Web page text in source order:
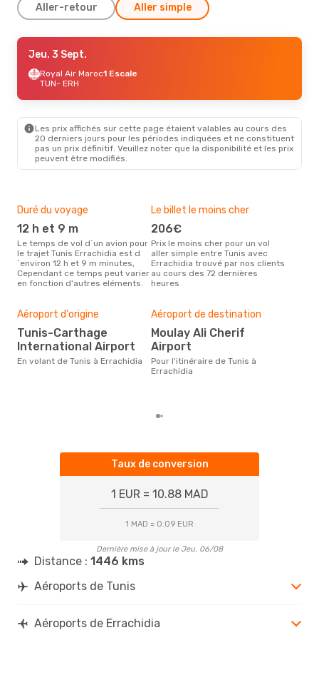
Aller-retour Aller simple
Jeu. 3 Sept.
Royal Air Maroc1 Escale
TUN- ERH
ERH- TUN
Jeu. 3 Sept.
Royal Air Maroc1 Escale
TUN- ERH
Les prix affichés sur cette page étaient valables au cours des
20 derniers jours pour les périodes indiquées et ne constituent
pas un prix définitif. Veuillez noter que la disponibilité et les prix
peuvent être modifiés.
Duré du voyage
12 h et 9 m
Le temps de vol d´un avion pour
le trajet Tunis Errachidia est d
´environ 12 h et 9 m minutes,
Cependant ce temps peut varier
en fonction d'autres eléments.
Le billet le moins cher
206€
Prix le moins cher pour un vol
aller simple entre Tunis avec
Errachidia trouvé par nos clients
au cours des 72 dernières
heures
Aéroport d'origine
Tunis-Carthage
International Airport
En volant de Tunis à Errachidia
Aéroport de destination
Moulay Ali Cherif
Airport
Pour l'itinéraire de Tunis à
Errachidia
Taux de conversion
1 EUR = 10.88 MAD
1 MAD = 0.09 EUR
Dernière mise à jour le Jeu. 06/08
Distance : 1446 kms
Aéroports de Tunis
Aéroports de Errachidia